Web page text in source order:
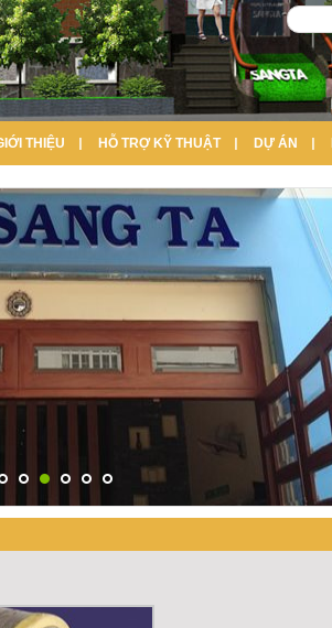
THIỆU HỖ TRỢ KỸ THUẬT DỰ ÁN